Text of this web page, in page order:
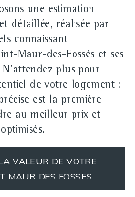
une estimation
détaillée, réalisée par
connaissant
Maur-des-Fossés et ses
plus pour
de votre logement :
est la première
au meilleur prix et
VALEUR DE VOTRE
MAUR DES FOSSES